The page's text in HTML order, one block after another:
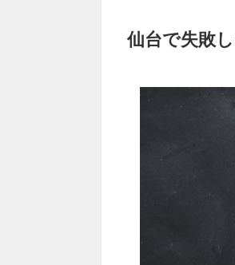
仙台で失敗